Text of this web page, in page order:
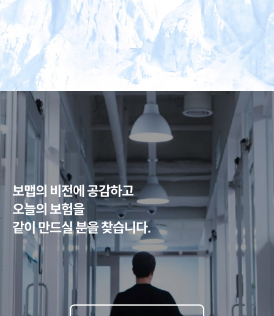
보맵의 비전에 공감하고
오늘의 보험을
같이 만드실 분을 찾습니다.